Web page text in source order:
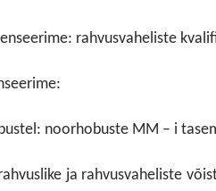
rahvusvaheliste
noorhobuste MM – i
ja rahvusvaheliste